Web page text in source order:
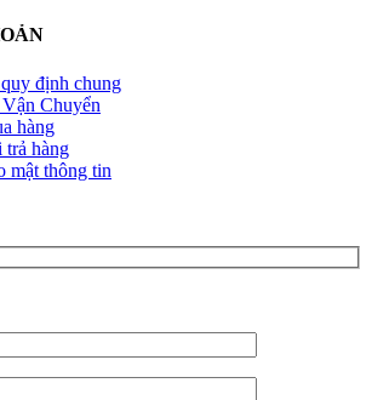
định chung
Chuyển
hàng
trả hàng
mật thông tin